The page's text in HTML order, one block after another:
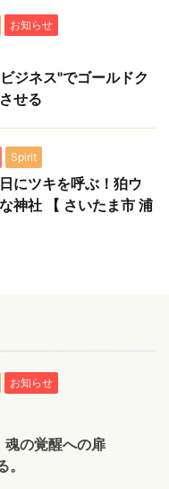
お知らせ
ジネス"でゴールドク
せる
Spirit
にツキを呼ぶ！狛ウ
神社 【 さいたま市 浦
お知らせ
魂の覚醒への扉